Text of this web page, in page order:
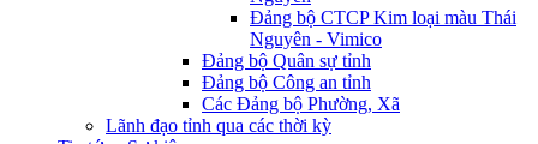
Đảng bộ CTCP Kim loại màu Thái
Nguyên - Vimico
Đảng bộ Quân sự tỉnh
Đảng bộ Công an tỉnh
Các Đảng bộ Phường, Xã
Lãnh đạo tỉnh qua các thời kỳ